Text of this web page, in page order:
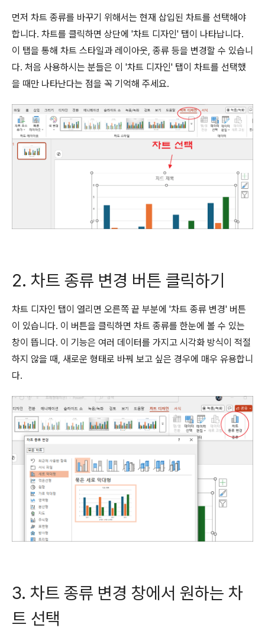
먼저 차트 종류를 바꾸기 위해서는 현재 삽입된 차트를 선택해야
합니다. 차트를 클릭하면 상단에 '차트 디자인' 탭이 나타납니다.
이 탭을 통해 차트 스타일과 레이아웃, 종류 등을 변경할 수 있습니
다. 처음 사용하시는 분들은 이 '차트 디자인' 탭이 차트를 선택했
을 때만 나타난다는 점을 꼭 기억해 주세요.
2. 차트 종류 변경 버튼 클릭하기
차트 디자인 탭이 열리면 오른쪽 끝 부분에 '차트 종류 변경' 버튼
이 있습니다. 이 버튼을 클릭하면 차트 종류를 한눈에 볼 수 있는
창이 뜹니다. 이 기능은 여러 데이터를 가지고 시각화 방식이 적절
하지 않을 때, 새로운 형태로 바꿔 보고 싶은 경우에 매우 유용합니
다.
3. 차트 종류 변경 창에서 원하는 차
트 선택